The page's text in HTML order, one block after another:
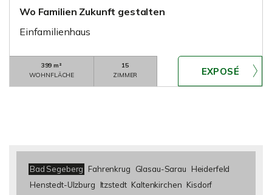
Wo Familien Zukunft gestalten
Einfamilienhaus
399 m²
WOHNFLÄCHE
15
ZIMMER
Bad Segeberg Fahrenkrug Glasau-Sarau
Heiderfeld
Henstedt-Ulzburg
Itzstedt Kaltenkirchen Kisdorf